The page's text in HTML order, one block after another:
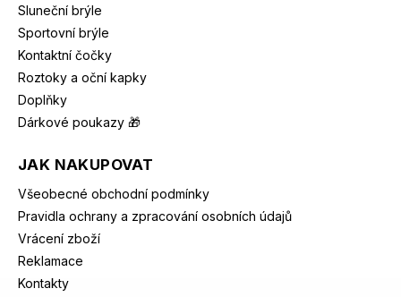
Sluneční brýle
Sportovní brýle
Kontaktní čočky
Roztoky a oční kapky
Doplňky
Dárkové poukazy 🎁
JAK NAKUPOVAT
Všeobecné obchodní podmínky
Pravidla ochrany a zpracování osobních údajů
Vrácení zboží
Reklamace
Kontakty